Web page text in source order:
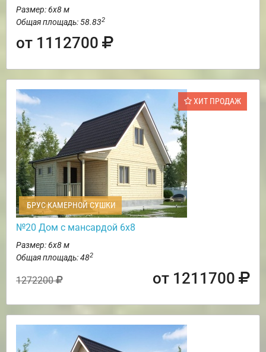
Размер: 6х8 м
Общая площадь: 58.832
от 1112700
ХИТ ПРОДАЖ
БРУС КАМЕРНОЙ СУШКИ
№20 Дом с мансардой 6х8
Размер: 6х8 м
Общая площадь: 482
1272200 от 1211700